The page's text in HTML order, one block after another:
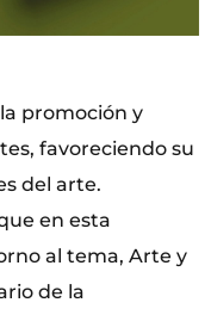
promoción y
favoreciendo su
del arte.
en esta
al tema, Arte y
de la